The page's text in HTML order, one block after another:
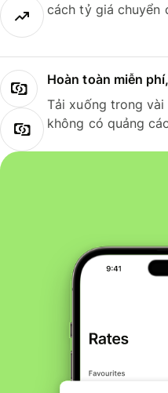
cách tỷ giá chuyển
Hoàn toàn miễn
Tải xuống trong
không có quảng